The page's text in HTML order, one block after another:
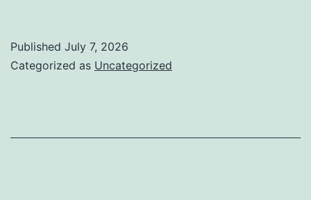
Published July 7, 2026
Categorized as Uncategorized